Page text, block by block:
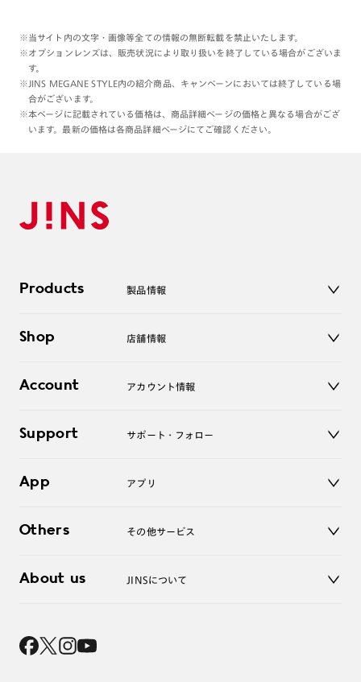
※当サイト内の文字・画像等全ての情報の無断転載を禁止いたします。
※オプションレンズは、販売状況により取り扱いを終了している場合がございま
す。
※JINS MEGANE STYLE内の紹介商品、キャンペーンにおいては終了している場
合がございます。
※本ページに記載されている価格は、商品詳細ページの価格と異なる場合がござ
います。最新の価格は各商品詳細ページにてご確認ください。
Products 製品情報
サングラス
コンタクトレンズ
アクセサリー
Shop 店舗情報
オンラインショップ
Account アカウント情報
ログアウト
Support サポート・フォロー
よくあるご質問
お問い合わせ
App アプリ
Others その他サービス
レンズ交換
About us JINSについて
採用情報